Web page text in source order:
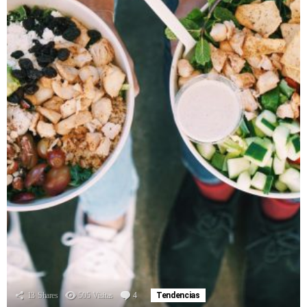
13 Shares 505 Visitas 4 Comentarios
Tendencias